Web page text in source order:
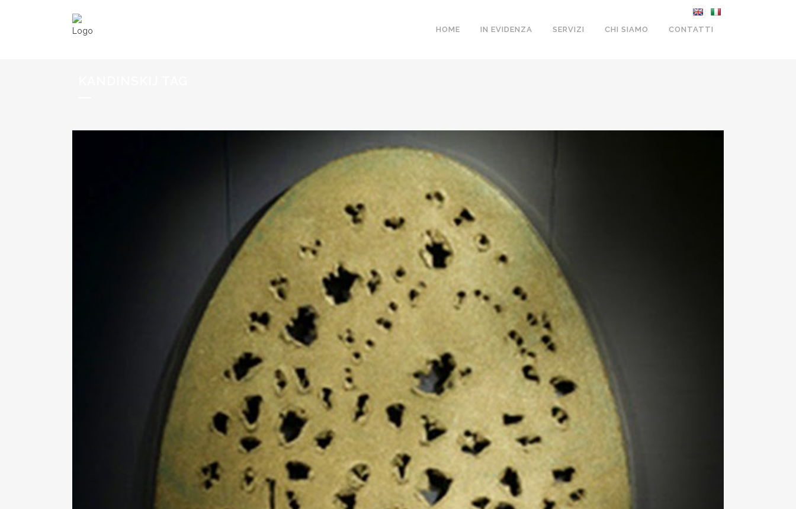
HOME IN EVIDENZA SERVIZI CHI SIAMO CONTATTI